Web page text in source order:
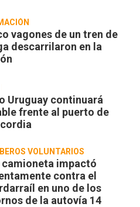
vagones de un tren de
descarrilaron en la
Uruguay continuará
frente al puerto de
VOLUNTARIOS
camioneta impactó
contra el
en uno de los
de la autovía 14